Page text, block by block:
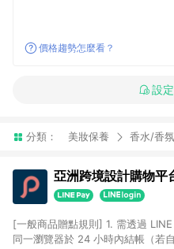
價格趨勢怎麼看？
設
分類： 美妝保養 香水/香氛
亞洲跨境設計購物平
[一般商品贈點規則] 1. 需透過
同一瀏覽器於 24 小時內結帳（若